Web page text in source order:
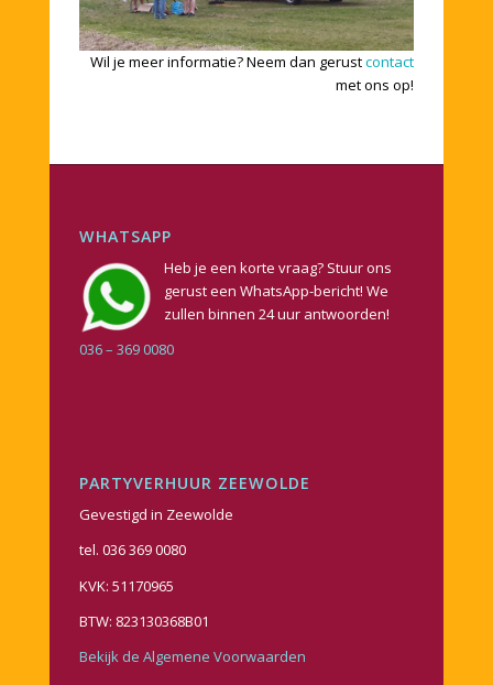
Wil je meer informatie? Neem dan gerustcontact
met ons op!
WHATSAPP
Heb je een korte vraag? Stuur ons
gerust een WhatsApp-bericht! We
zullen binnen 24 uur antwoorden!
036 – 369 0080
PARTYVERHUUR ZEEWOLDE
Gevestigd in Zeewolde
tel. 036 369 0080
KVK: 51170965
BTW: 823130368B01
Bekijk de Algemene Voorwaarden